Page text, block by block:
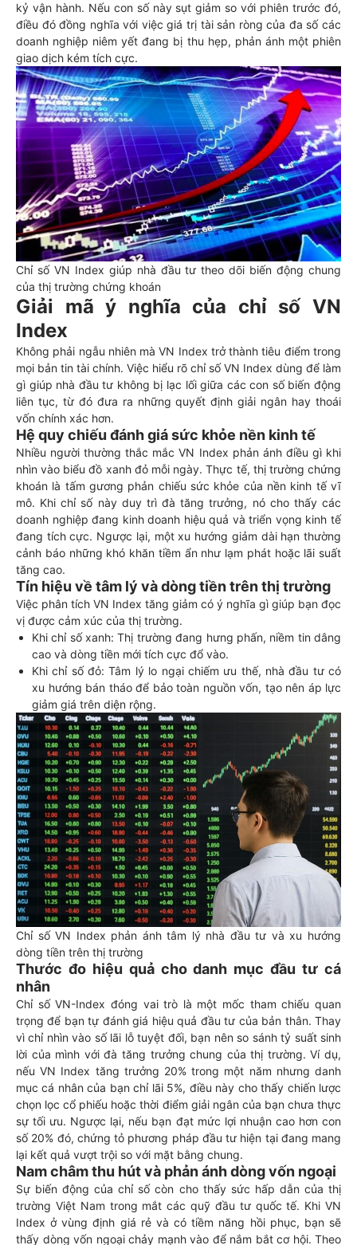
kỷ vận hành. Nếu con số này sụt giảm so với phiên trước đó,
điều đó đồng nghĩa với việc giá trị tài sản ròng của đa số các
doanh nghiệp niêm yết đang bị thu hẹp, phản ánh một phiên
giao dịch kém tích cực.
Chỉ số VN Index giúp nhà đầu tư theo dõi biến động chung
của thị trường chứng khoán
Giải mã ý nghĩa của chỉ số VN
Index
Không phải ngẫu nhiên mà VN Index trở thành tiêu điểm trong
mọi bản tin tài chính. Việc hiểu rõ chỉ số VN Index dùng để làm
gì giúp nhà đầu tư không bị lạc lối giữa các con số biến động
liên tục, từ đó đưa ra những quyết định giải ngân hay thoái
vốn chính xác hơn.
Hệ quy chiếu đánh giá sức khỏe nền kinh tế
Nhiều người thường thắc mắc VN Index phản ánh điều gì khi
nhìn vào biểu đồ xanh đỏ mỗi ngày. Thực tế, thị trường chứng
khoán là tấm gương phản chiếu sức khỏe của nền kinh tế vĩ
mô. Khi chỉ số này duy trì đà tăng trưởng, nó cho thấy các
doanh nghiệp đang kinh doanh hiệu quả và triển vọng kinh tế
đang tích cực. Ngược lại, một xu hướng giảm dài hạn thường
cảnh báo những khó khăn tiềm ẩn như lạm phát hoặc lãi suất
tăng cao.
Tín hiệu về tâm lý và dòng tiền trên thị trường
Việc phân tích VN Index tăng giảm có ý nghĩa gì giúp bạn đọc
vị được cảm xúc của thị trường.
Khi chỉ số xanh: Thị trường đang hưng phấn, niềm tin dâng
cao và dòng tiền mới tích cực đổ vào.
Khi chỉ số đỏ: Tâm lý lo ngại chiếm ưu thế, nhà đầu tư có
xu hướng bán tháo để bảo toàn nguồn vốn, tạo nên áp lực
giảm giá trên diện rộng.
Chỉ số VN Index phản ánh tâm lý nhà đầu tư và xu hướng
dòng tiền trên thị trường
Thước đo hiệu quả cho danh mục đầu tư cá
nhân
Chỉ số VN-Index đóng vai trò là một mốc tham chiếu quan
trọng để bạn tự đánh giá hiệu quả đầu tư của bản thân. Thay
vì chỉ nhìn vào số lãi lỗ tuyệt đối, bạn nên so sánh tỷ suất sinh
lời của mình với đà tăng trưởng chung của thị trường. Ví dụ,
nếu VN Index tăng trưởng 20% trong một năm nhưng danh
mục cá nhân của bạn chỉ lãi 5%, điều này cho thấy chiến lược
chọn lọc cổ phiếu hoặc thời điểm giải ngân của bạn chưa thực
sự tối ưu. Ngược lại, nếu bạn đạt mức lợi nhuận cao hơn con
số 20% đó, chứng tỏ phương pháp đầu tư hiện tại đang mang
lại kết quả vượt trội so với mặt bằng chung.
Nam châm thu hút và phản ánh dòng vốn ngoại
Sự biến động của chỉ số còn cho thấy sức hấp dẫn của thị
trường Việt Nam trong mắt các quỹ đầu tư quốc tế. Khi VN
Index ở vùng định giá rẻ và có tiềm năng hồi phục, bạn sẽ
thấy dòng vốn ngoại chảy mạnh vào để nắm bắt cơ hội. Theo